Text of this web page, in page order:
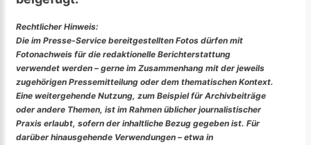
Rechtlicher Hinweis:
Die im Presse-Service bereitgestellten Fotos dürfen mit
Fotonachweis für die redaktionelle Berichterstattung
verwendet werden – gerne im Zusammenhang mit der jeweils
zugehörigen Pressemitteilung oder dem thematischen Kontext.
Eine weitergehende Nutzung, zum Beispiel für Archivbeiträge
oder andere Themen, ist im Rahmen üblicher journalistischer
Praxis erlaubt, sofern der inhaltliche Bezug gegeben ist. Für
darüber hinausgehende Verwendungen – etwa in